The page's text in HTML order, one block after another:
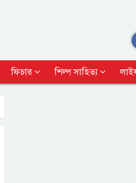
ফিচার শিল্প সাহিত্য